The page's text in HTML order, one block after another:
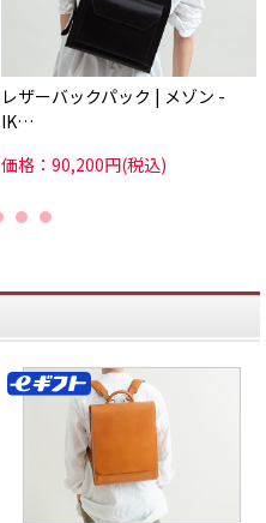
レザーバックパック | メゾン -
IK…
価格：90,200円(税込)